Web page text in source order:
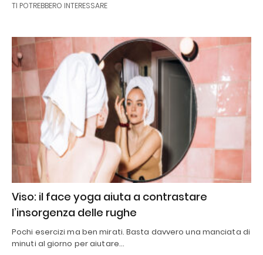
TI POTREBBERO INTERESSARE
Viso: il face yoga aiuta a contrastare
l’insorgenza delle rughe
Pochi esercizi ma ben mirati. Basta davvero una manciata di
minuti al giorno per aiutare…